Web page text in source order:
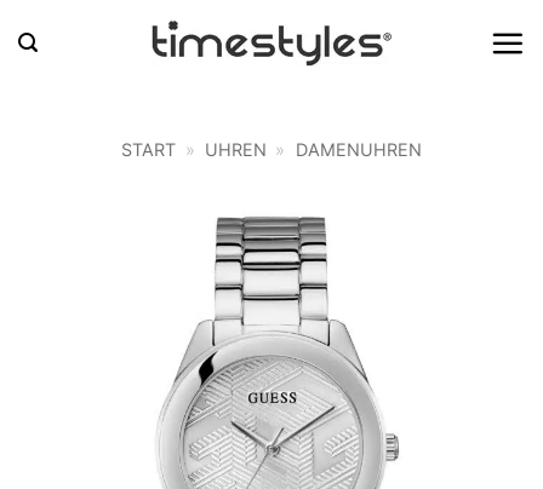
Inhalt
START » UHREN » DAMENUHREN